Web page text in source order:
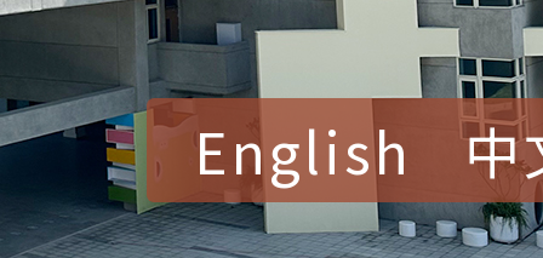
English 中
賀！本校參加桃園市中